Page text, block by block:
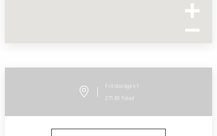
Fritidsvägen 1
271 60 Ystad